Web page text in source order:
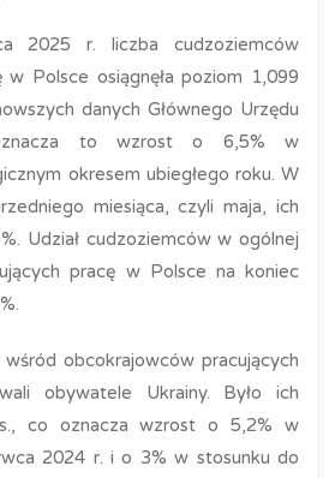
2025 r. liczba cudzoziemców
w Polsce osiągnęła poziom 1,099
danych Głównego Urzędu
to wzrost o 6,5% w
okresem ubiegłego roku. W
miesiąca, czyli maja, ich
Udział cudzoziemców w ogólnej
pracę w Polsce na koniec
obcokrajowców pracujących
obywatele Ukrainy. Było ich
co oznacza wzrost o 5,2% w
2024 r. i o 3% w stosunku do